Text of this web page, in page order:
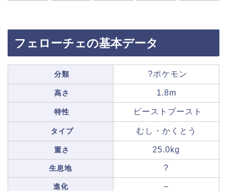
フェローチェの基本データ
分類 ?ポケモン
高さ 1.8m
特性 ビーストブースト
タイプ むし・かくとう
重さ 25.0kg
生息地 ?
進化 –